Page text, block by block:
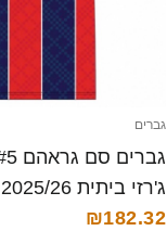
גברים
ג'רזי ביתית 2025/26 חולצה קצרה
₪182.32